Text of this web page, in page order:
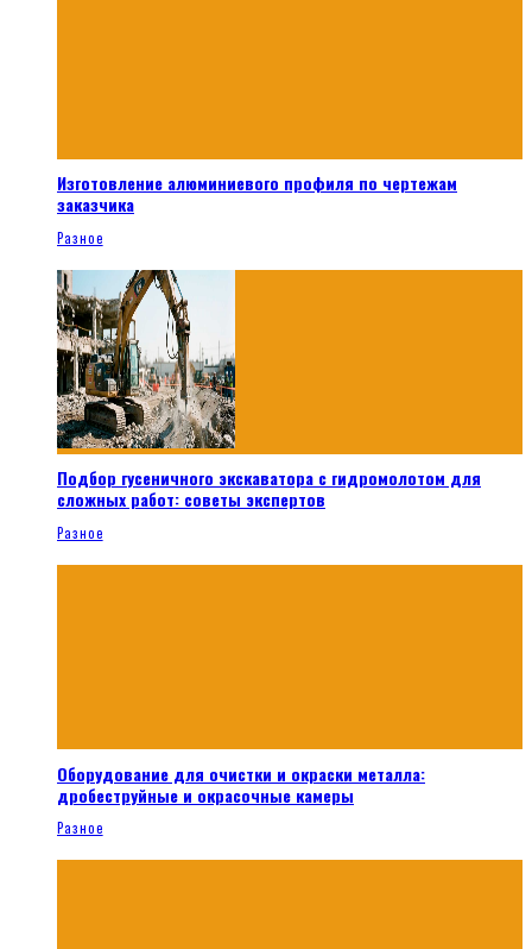
Изготовление алюминиевого профиля по чертежам
заказчика
Разное
Подбор гусеничного экскаватора с гидромолотом для
сложных работ: советы экспертов
Разное
Оборудование для очистки и окраски металла:
дробеструйные и окрасочные камеры
Разное